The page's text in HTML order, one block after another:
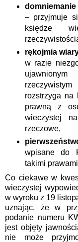
– przyjmuje
księdze
rękojmia
w razie
rozstrzyga na
prawną z
wieczystej
rzeczowe,
wpisane do
takimi
Co ciekawe w
wieczystej
w wyroku z 19
uznając, że w
podanie numeru
jest objęty
nie może